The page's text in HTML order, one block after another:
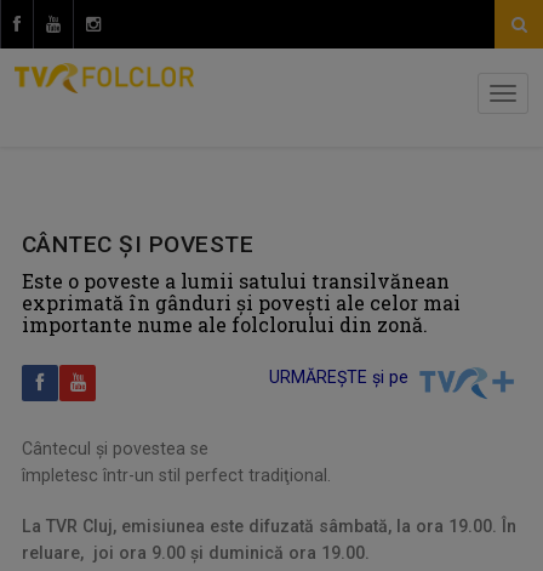
CÂNTEC ŞI POVESTE
Este o poveste a lumii satului transilvănean
exprimată în gânduri şi poveşti ale celor mai
importante nume ale folclorului din zonă.
URMĂREȘTE și pe
Cântecul şi povestea se
împletesc într-un stil perfect tradiţional.
La TVR Cluj, emisiunea este difuzată sâmbată, la ora 19.00. În
reluare, joi ora 9.00 și duminică ora 19.00.